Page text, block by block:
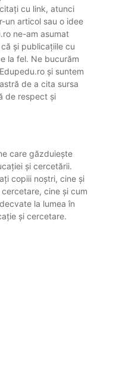
cu link, atunci
un articol sau o idee
ne-am asumat
și publicațiile cu
la fel. Ne bucurăm
și suntem
de a cita sursa
de respect și
care găzduiește
și cercetării.
copiii noștri, cine și
cine și cum
la lumea în
și cercetare.